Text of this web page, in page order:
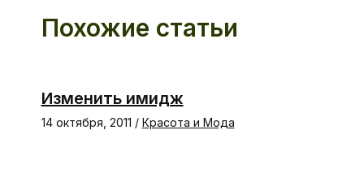
Похожие статьи
Изменить имидж
14 октября, 2011 / Красота и Мода